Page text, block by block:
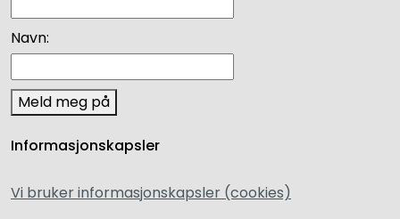
Navn:
Meld meg på
Informasjonskapsler
Vi bruker informasjonskapsler (cookies)